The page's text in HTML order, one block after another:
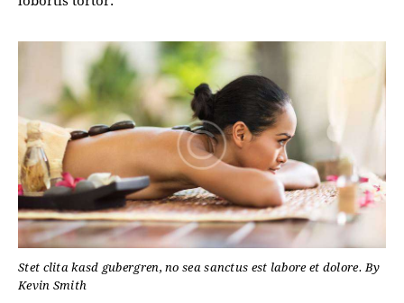
Stet clita kasd gubergren, no sea sanctus est labore et dolore. By
Kevin Smith